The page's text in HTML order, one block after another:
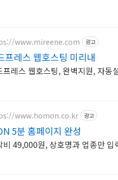
www.mireene.com 광고
프레스 웹호스팅 미리내
프레스 웹호스팅, 완벽지원, 자동
www.homon.co.kr 광고
5분 홈페이지 완성
비 49,000원, 상호명과 업종만